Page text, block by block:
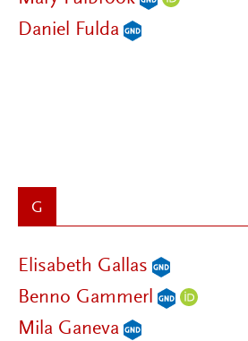
Daniel Fulda
G
Elisabeth Gallas
Benno Gammerl
Mila Ganeva